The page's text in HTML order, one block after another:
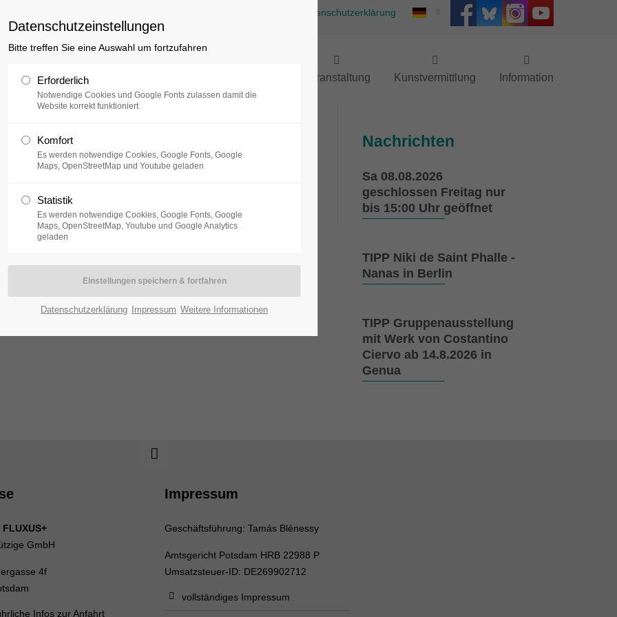
Datenschutzerklärung
Veranstaltung Kunstvermittlung Information
la Musique Nachrichten
Sa 08.08.2026
geschlossen Freitag nur
bis 15:00 Uhr geöffnet
TIPP Niki de Saint Phalle -
Nanas in Berlin
TIPP Gruppenausstellung
mit Werk von Costantino
Ciervo ab 14.8.2026 in
Genua
GmbH
4f
Infos zur Anfahrt
Impressum
Geschäftsführung: Tamás Blénessy
Amtsgericht Potsdam HRB 22988 P
Umsatzsteuer-ID: DE269902712
vollständiges Impressum
Datenschutzeinstellungen
Bitte treffen Sie eine Auswahl um fortzufahren
Erforderlich
Notwendige Cookies und Google Fonts zulassen damit die
Website korrekt funktioniert
Komfort
Es werden notwendige Cookies, Google Fonts, Google
Maps, OpenStreetMap und Youtube geladen
Statistik
Es werden notwendige Cookies, Google Fonts, Google
Maps, OpenStreetMap, Youtube und Google Analytics
geladen
Datenschutzerklärung Impressum Weitere Informationen